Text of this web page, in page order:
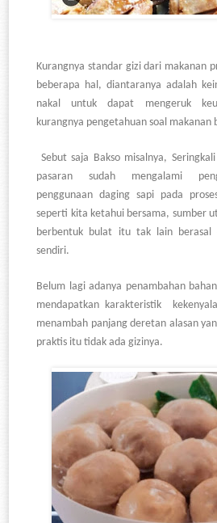
Kurangnya standar gizi dari makanan
beberapa hal, diantaranya adalah
nakal untuk dapat mengeruk
kurangnya pengetahuan soal makanan
Sebut saja Bakso misalnya,
pasaran sudah mengalami
penggunaan daging sapi pada
seperti kita ketahui bersama, sumber
berbentuk bulat itu tak lain
sendiri.
Belum lagi adanya penambahan
mendapatkan karakteristik
menambah panjang deretan alasan
praktis itu tidak ada gizinya.